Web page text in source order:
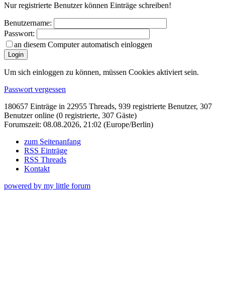
Nur registrierte Benutzer können Einträge schreiben!
Benutzername:
Passwort:
an diesem Computer automatisch einloggen
Login
Um sich einloggen zu können, müssen Cookies aktiviert sein.
Passwort vergessen
180657 Einträge in 22955 Threads, 939 registrierte Benutzer, 307
Benutzer online (0 registrierte, 307 Gäste)
Forumszeit: 08.08.2026, 21:02 (Europe/Berlin)
zum Seitenanfang
RSS Einträge
RSS Threads
Kontakt
powered by my little forum